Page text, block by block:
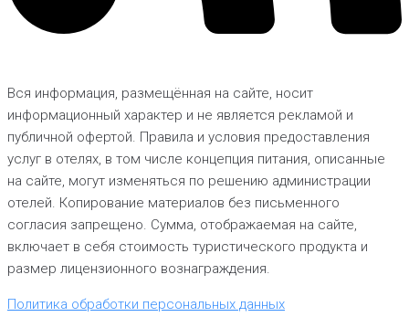
Вся информация, размещённая на сайте, носит
информационный характер и не является рекламой и
публичной офертой. Правила и условия предоставления
услуг в отелях, в том числе концепция питания, описанные
на сайте, могут изменяться по решению администрации
отелей. Копирование материалов без письменного
согласия запрещено. Сумма, отображаемая на сайте,
включает в себя стоимость туристического продукта и
размер лицензионного вознаграждения.
Политика обработки персональных данных